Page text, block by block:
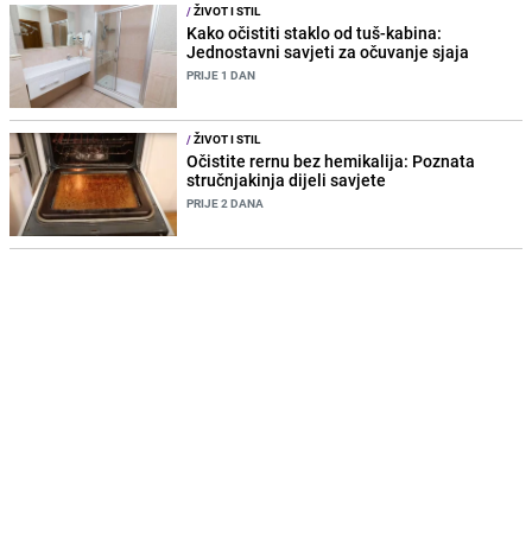
/ŽIVOT I STIL
Kako očistiti staklo od tuš-kabina:
Jednostavni savjeti za očuvanje sjaja
PRIJE 1 DAN
/ŽIVOT I STIL
Očistite rernu bez hemikalija: Poznata
stručnjakinja dijeli savjete
PRIJE 2 DANA